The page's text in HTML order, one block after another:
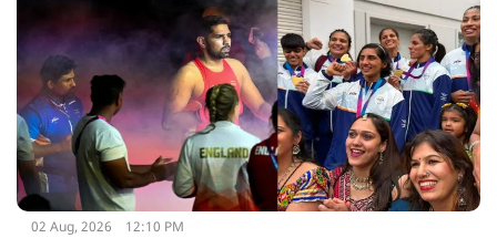
02 Aug, 2026 12:10 PM